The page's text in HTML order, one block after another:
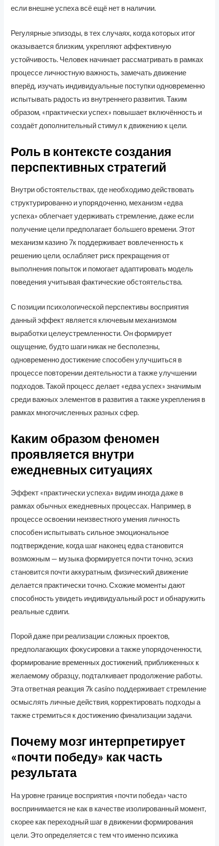
если внешне успеха всё ещё нет в наличии.
Регулярные эпизоды, в тех случаях, когда которых итог
оказывается близким, укрепляют аффективную
устойчивость. Человек начинает рассматривать в рамках
процессе личностную важность, замечать движение
вперёд, изучать индивидуальные поступки одновременно
испытывать радость из внутреннего развития. Таким
образом, «практически успех» повышает включённость и
создаёт дополнительный стимул к движению к цели.
Роль в контексте создания
перспективных стратегий
Внутри обстоятельствах, где необходимо действовать
структурированно и упорядоченно, механизм «едва
успеха» облегчает удерживать стремление, даже если
получение цели предполагает большего времени. Этот
механизм казино 7к поддерживает вовлеченность к
решению цели, ослабляет риск прекращения от
выполнения попыток и помогает адаптировать модель
поведения учитывая фактические обстоятельства.
С позиции психологической перспективы восприятия
данный эффект является ключевым механизмом
выработки целеустремленности. Он формирует
ощущение, будто шаги никак не бесполезны,
одновременно достижение способен улучшиться в
процессе повторении деятельности а также улучшении
подходов. Такой процесс делает «едва успех» значимым
среди важных элементов в развития а также укрепления в
рамках многочисленных разных сфер.
Каким образом феномен
проявляется внутри
ежедневных ситуациях
Эффект «практически успеха» видим иногда даже в
рамках обычных ежедневных процессах. Например, в
процессе освоении неизвестного умения личность
способен испытывать сильное эмоциональное
подтверждение, когда шаг наконец едва становится
возможным — музыка формируется почти точно, эскиз
становится почти аккуратным, физический движение
делается практически точно. Схожие моменты дают
способность увидеть индивидуальный рост и обнаружить
реальные сдвиги.
Порой даже при реализации сложных проектов,
предполагающих фокусировки а также упорядоченности,
формирование временных достижений, приближенных к
желаемому образцу, подталкивает продолжение работы.
Эта ответная реакция 7k casino поддерживает стремление
осмыслять личные действия, корректировать подходы а
также стремиться к достижению финализации задачи.
Почему мозг интерпретирует
«почти победу» как часть
результата
На уровне границе восприятия «почти победа» часто
воспринимается не как в качестве изолированный момент,
скорее как переходный шаг в движении формирования
цели. Это определяется с тем что именно психика